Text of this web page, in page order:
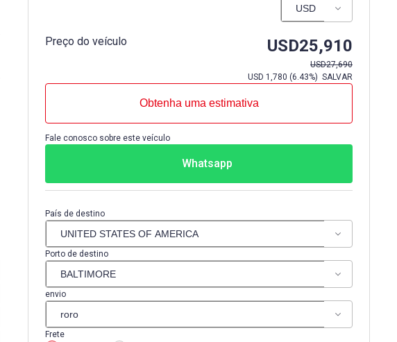
Preço do veículo USD25,910
USD27,690
USD 1,780 (6.43%) SALVAR
Obtenha uma estimativa
Fale conosco sobre este veículo
Whatsapp
País de destino
Porto de destino
envio
Frete